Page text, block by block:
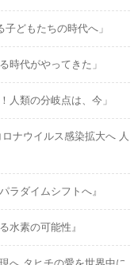
どもたちの時代へ」
時代がやってきた」
人類の分岐点は、今」
ナウイルス感染拡大へ 人
ラダイムシフトへ』
水素の可能性』